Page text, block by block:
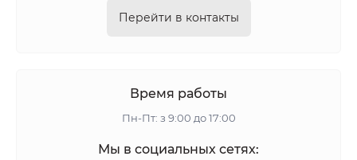
Перейти в контакты
Время работы
Пн-Пт: з 9:00 до 17:00
Мы в социальных сетях: